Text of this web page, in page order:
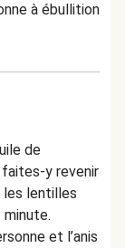
à ébullition
de
y revenir
les lentilles
et l’anis